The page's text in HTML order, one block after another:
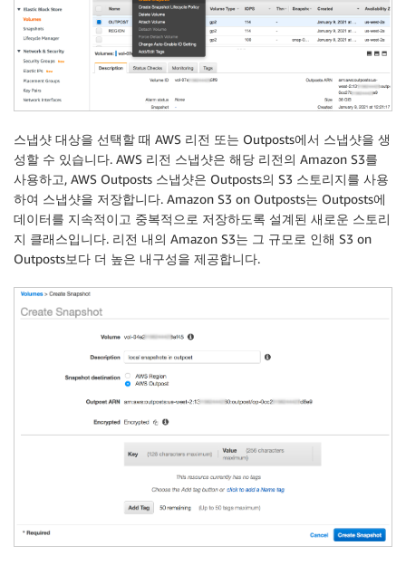
스냅샷 대상을 선택할 때 AWS 리전 또는 Outposts에서 스냅샷을 생
성할 수 있습니다. AWS 리전 스냅샷은 해당 리전의 Amazon S3를
사용하고, AWS Outposts 스냅샷은 Outposts의 S3 스토리지를 사용
하여 스냅샷을 저장합니다. Amazon S3 on Outposts는 Outposts에
데이터를 지속적이고 중복적으로 저장하도록 설계된 새로운 스토리
지 클래스입니다. 리전 내의 Amazon S3는 그 규모로 인해 S3 on
Outposts보다 더 높은 내구성을 제공합니다.